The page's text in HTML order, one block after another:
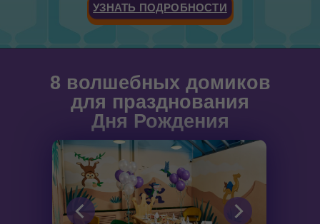
УЗНАТЬ ПОДРОБНОСТИ
8 волшебных домиков
для празднования
Дня Рождения